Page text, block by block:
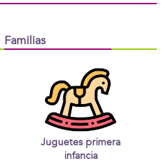
Familias
Juguetes primera
infancia